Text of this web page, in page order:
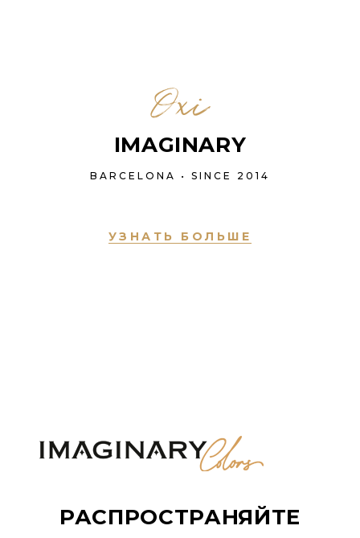
Oxi
IMAGINARY
BARCELONA • SINCE 2014
УЗНАТЬ БОЛЬШЕ
РАСПРОСТРАНЯЙТЕ